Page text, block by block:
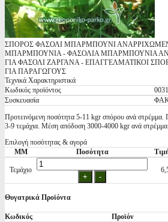
ΣΠΟΡΟΣ ΦΑΣΟΛΙ ΜΠΑΡΜΠΟΥΝΙ
ΜΠΑΡΜΠΟΥΝΙΑ - ΦΑΣΟΛΙΑ ΜΠΑΡΜΠΟΥΝΙΑ
ΓΙΑ ΦΑΣΟΛΙ ΖΑΡΓΑΝΑ - ΕΠΑΓΓΕΛΜΑΤΙΚΟΙ
ΓΙΑ ΠΑΡΑΓΩΓΟΥΣ
Τεχνικά Χαρακτηριστικά
Κωδικός προϊόντος
Συσκευασία
Προτεινόμενη ποσότητα 5-11 kgr σπόρου ανά
3-9 τεμάχια. Μέση απόδοση 3000-4000 kgr ανά στρέμμα.
Επιλογή ποσότητας & αγορά
ΜΜ
Ποσότητα
Τεμάχιο
Θυγατρικά Προϊόντα
Κωδικός Προϊόν